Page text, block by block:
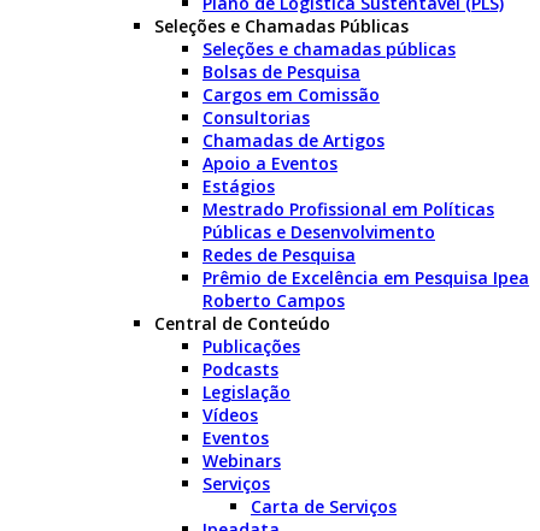
Seleções e Chamadas Públicas
Seleções e chamadas públicas
Bolsas de Pesquisa
Cargos em Comissão
Consultorias
Chamadas de Artigos
Apoio a Eventos
Estágios
Mestrado Profissional em Políticas
Públicas e Desenvolvimento
Redes de Pesquisa
Prêmio de Excelência em Pesquisa Ipea
Roberto Campos
Central de Conteúdo
Publicações
Podcasts
Legislação
Vídeos
Eventos
Webinars
Serviços
Carta de Serviços